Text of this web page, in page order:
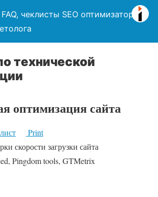
чеклисты SEO оптимизатора,
технической
оптимизация сайта
Print
скорости загрузки сайта
Pingdom tools, GTMetrix